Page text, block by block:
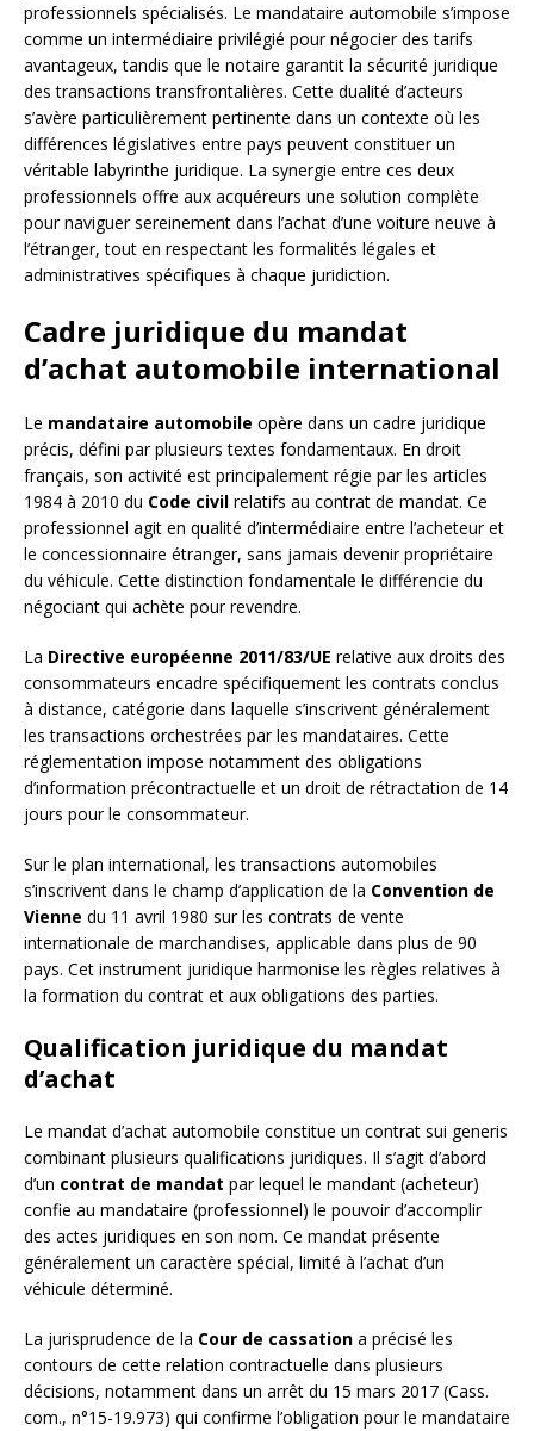
professionnels spécialisés. Le mandataire automobile s’impose
comme un intermédiaire privilégié pour négocier des tarifs
avantageux, tandis que le notaire garantit la sécurité juridique
des transactions transfrontalières. Cette dualité d’acteurs
s’avère particulièrement pertinente dans un contexte où les
différences législatives entre pays peuvent constituer un
véritable labyrinthe juridique. La synergie entre ces deux
professionnels offre aux acquéreurs une solution complète
pour naviguer sereinement dans l’achat d’une voiture neuve à
l’étranger, tout en respectant les formalités légales et
administratives spécifiques à chaque juridiction.
Cadre juridique du mandat
d’achat automobile international
Le mandataire automobile opère dans un cadre juridique
précis, défini par plusieurs textes fondamentaux. En droit
français, son activité est principalement régie par les articles
1984 à 2010 du Code civil relatifs au contrat de mandat. Ce
professionnel agit en qualité d’intermédiaire entre l’acheteur et
le concessionnaire étranger, sans jamais devenir propriétaire
du véhicule. Cette distinction fondamentale le différencie du
négociant qui achète pour revendre.
La Directive européenne 2011/83/UE relative aux droits des
consommateurs encadre spécifiquement les contrats conclus
à distance, catégorie dans laquelle s’inscrivent généralement
les transactions orchestrées par les mandataires. Cette
réglementation impose notamment des obligations
d’information précontractuelle et un droit de rétractation de 14
jours pour le consommateur.
Sur le plan international, les transactions automobiles
s’inscrivent dans le champ d’application de la Convention de
Vienne du 11 avril 1980 sur les contrats de vente
internationale de marchandises, applicable dans plus de 90
pays. Cet instrument juridique harmonise les règles relatives à
la formation du contrat et aux obligations des parties.
Qualification juridique du mandat
d’achat
Le mandat d’achat automobile constitue un contrat sui generis
combinant plusieurs qualifications juridiques. Il s’agit d’abord
d’un contrat de mandat par lequel le mandant (acheteur)
confie au mandataire (professionnel) le pouvoir d’accomplir
des actes juridiques en son nom. Ce mandat présente
généralement un caractère spécial, limité à l’achat d’un
véhicule déterminé.
La jurisprudence de la Cour de cassation a précisé les
contours de cette relation contractuelle dans plusieurs
décisions, notamment dans un arrêt du 15 mars 2017 (Cass.
com., n°15-19.973) qui confirme l’obligation pour le mandataire